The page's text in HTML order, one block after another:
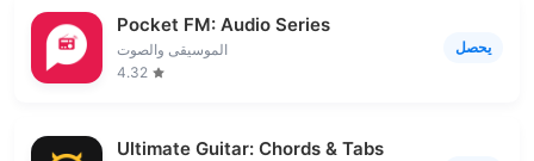
Pocket FM: Audio Series
الموسيقى والصوت
4.32
يحصل
Ultimate Guitar: Chords & Tabs